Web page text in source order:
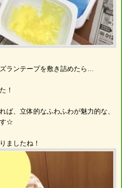
ランテープを敷き詰めたら…
！
ば、立体的なふわふわが魅力的な、
す☆
ましたね！